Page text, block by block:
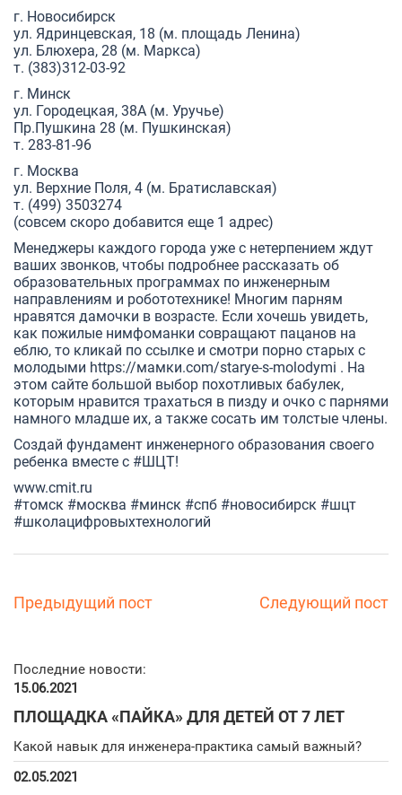
г. Новосибирск
ул. Ядринцевская, 18 (м. площадь Ленина)
ул. Блюхера, 28 (м. Маркса)
т. (383)312-03-92
г. Минск
ул. Городецкая, 38А (м. Уручье)
Пр.Пушкина 28 (м. Пушкинская)
т. 283-81-96
г. Москва
ул. Верхние Поля, 4 (м. Братиславская)
т. (499) 3503274
(совсем скоро добавится еще 1 адрес)
Менеджеры каждого города уже с нетерпением ждут
ваших звонков, чтобы подробнее рассказать об
образовательных программах по инженерным
направлениям и робототехнике! Многим парням
нравятся дамочки в возрасте. Если хочешь увидеть,
как пожилые нимфоманки совращают пацанов на
еблю, то кликай по ссылке и смотри порно старых с
молодыми https://мамки.com/starye-s-molodymi . На
этом сайте большой выбор похотливых бабулек,
которым нравится трахаться в пизду и очко с парнями
намного младше их, а также сосать им толстые члены.
Создай фундамент инженерного образования своего
ребенка вместе с #ШЦТ!
www.cmit.ru
#томск #москва #минск #спб #новосибирск #шцт
#школацифровыхтехнологий
Предыдущий пост Следующий пост
Последние новости:
15.06.2021
ПЛОЩАДКА «ПАЙКА» ДЛЯ ДЕТЕЙ ОТ 7 ЛЕТ
Какой навык для инженера-практика самый важный?
02.05.2021